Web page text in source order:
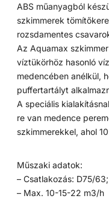
ABS műanyagból
szkimmerek
rozsdamentes
Az Aquamax
víztükörhöz hasonló
medencében anélkül,
puffertartályt
A speciális
re van medence
szkimmerekkel, ahol
Műszaki adatok:
– Csatlakozás: D75/
– Max. 10-15-22 m3/h